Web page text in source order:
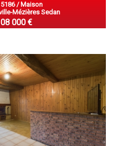
5186 / Maison
Mézières Sedan
000 €